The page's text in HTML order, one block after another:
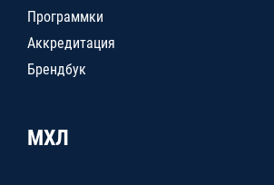
Программки
Аккредитация
Брендбук
МХЛ